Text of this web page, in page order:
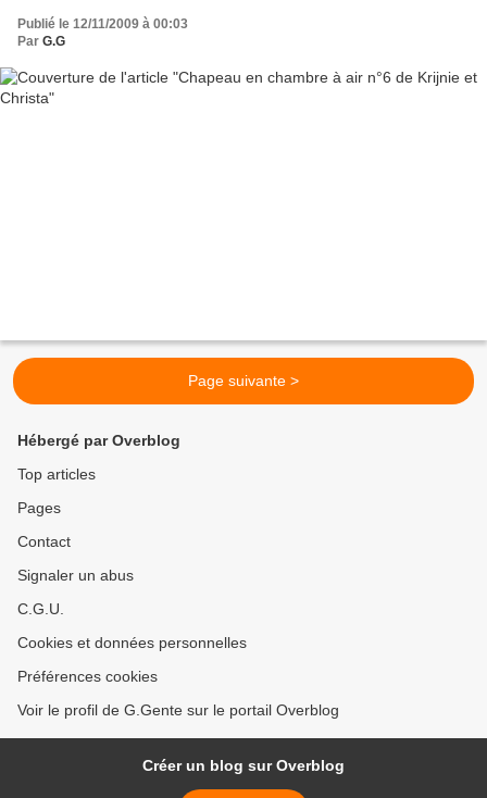
Publié le 12/11/2009 à 00:03
Par G.G
Page suivante >
Hébergé par Overblog
Top articles
Pages
Contact
Signaler un abus
C.G.U.
Cookies et données personnelles
Préférences cookies
Voir le profil de G.Gente sur le portail Overblog
Créer un blog sur Overblog